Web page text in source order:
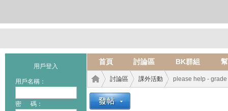
用戶登入
用戶名稱：
密 碼：
首頁 討論區 BK群組
討論區 課外活動 please help -